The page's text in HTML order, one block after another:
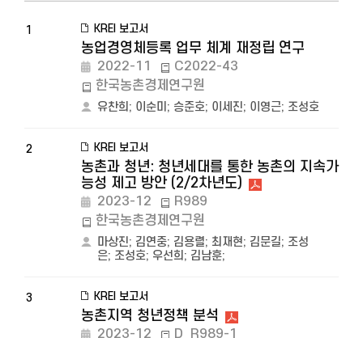
1 KREI 보고서
농업경영체등록 업무 체계 재정립 연구
2022-11
C2022-43
한국농촌경제연구원
유찬희 ; 이순미 ; 승준호; 이세진; 이영근; 조성호
2 KREI 보고서
농촌과 청년: 청년세대를 통한 농촌의 지속가
능성 제고 방안 (2/2차년도)
2023-12
R989
한국농촌경제연구원
마상진; 김연중; 김용렬; 최재현; 김문길; 조성
은; 조성호; 우선희 ; 김남훈;
3 KREI 보고서
농촌지역 청년정책 분석
2023-12 D_R989-1